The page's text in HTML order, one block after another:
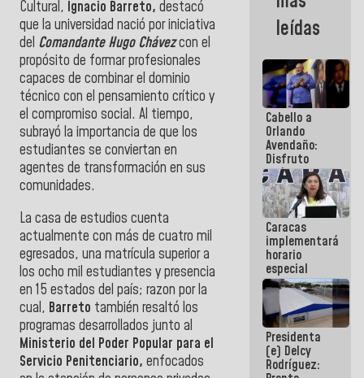
Cultural, Ignacio Barreto, destacó
que la universidad nació por iniciativa
del Comandante Hugo Chávezcon el
propósito de formar profesionales
capaces de combinar el dominio
técnico con el pensamiento crítico y
el compromiso social. Al tiempo,
subrayó la importancia de que los
estudiantes se conviertan en
agentes de transformación en sus
comunidades.
La casa de estudios cuenta
actualmente con más de cuatro mil
egresados, una matrícula superior a
los ocho mil estudiantes y presencia
en 15 estados del país; razon por la
cual, Barreto también resaltó los
programas desarrollados junto al
Ministerio del Poder Popular para el
Servicio Penitenciario, enfocados
Centroamericanos
leídas
Cabello a
Orlando
Avendaño:
Disfruto
cada vez
que escribes
porque lo
que haces
es
embarrarla
Caracas
implementará
horario
especial
para
adaptarse
al plan de
ahorro
energético
Presidenta
(e) Delcy
Rodríguez: